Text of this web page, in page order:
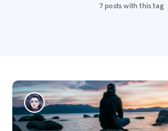
7 posts with this tag